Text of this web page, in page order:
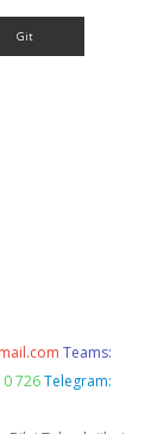
Teams:
726 Telegram: